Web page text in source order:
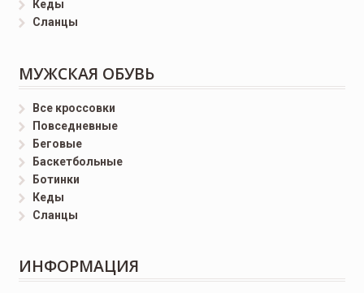
Кеды
Сланцы
МУЖСКАЯ ОБУВЬ
Все кроссовки
Повседневные
Беговые
Баскетбольные
Ботинки
Кеды
Сланцы
ИНФОРМАЦИЯ